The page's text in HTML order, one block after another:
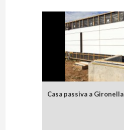
Casa passiva a Gironella